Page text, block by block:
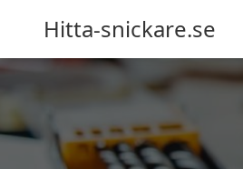
Hitta-snickare.se